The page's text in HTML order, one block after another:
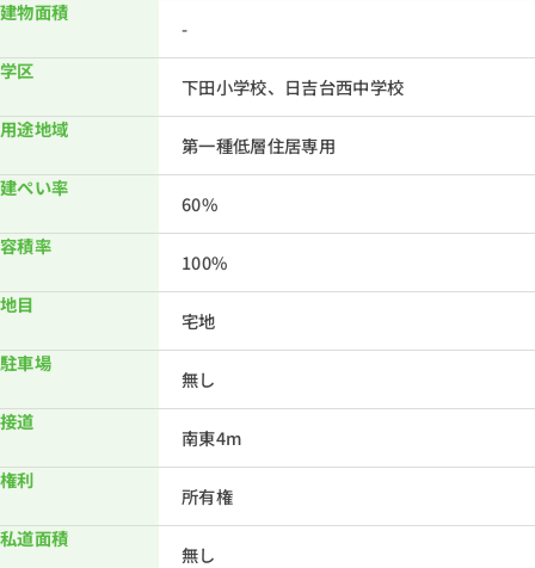
建物面積
-
学区
下田小学校、日吉台西中学校
用途地域
第一種低層住居専用
建ぺい率
60%
容積率
100%
地目
宅地
駐車場
無し
接道
南東4m
権利
所有権
私道面積
無し